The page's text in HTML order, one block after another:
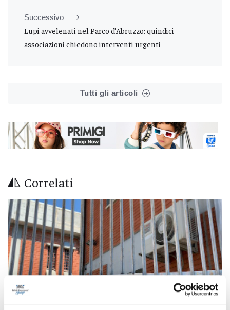
Successivo
Lupi avvelenati nel Parco d’Abruzzo: quindici
associazioni chiedono interventi urgenti
Tutti gli articoli
Correlati